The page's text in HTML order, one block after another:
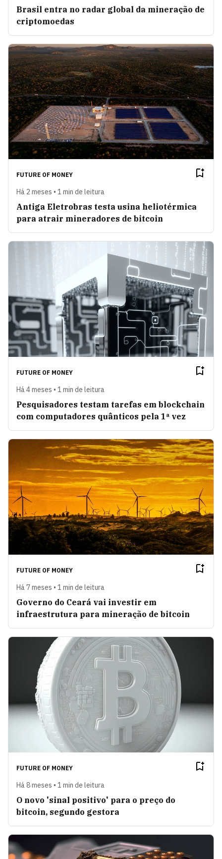
Brasil entra no radar global da mineração de
criptomoedas
FUTURE OF MONEY
Há 2 meses • 1 min de leitura
Antiga Eletrobras testa usina heliotérmica
para atrair mineradores de bitcoin
FUTURE OF MONEY
Há 4 meses • 1 min de leitura
Pesquisadores testam tarefas em blockchain
com computadores quânticos pela 1ª vez
FUTURE OF MONEY
Há 7 meses • 1 min de leitura
Governo do Ceará vai investir em
infraestrutura para mineração de bitcoin
FUTURE OF MONEY
Há 8 meses • 1 min de leitura
O novo 'sinal positivo' para o preço do
bitcoin, segundo gestora